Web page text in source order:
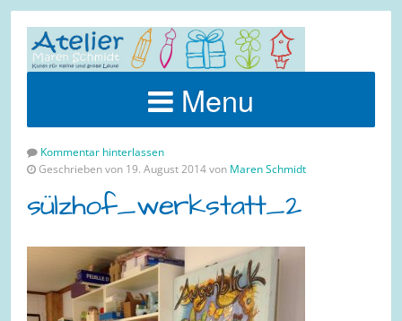
Menu
Kommentar hinterlassen
Geschrieben von 19. August 2014 von Maren Schmidt
sülzhof_werkstatt_2